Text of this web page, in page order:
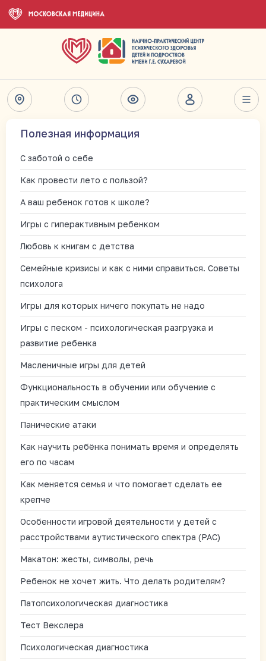
Полезная информация
С заботой о себе
Как провести лето с пользой?
А ваш ребенок готов к школе?
Игры с гиперактивным ребенком
Любовь к книгам с детства
Семейные кризисы и как с ними справиться. Советы
психолога
Игры для которых ничего покупать не надо
Игры с песком - психологическая разгрузка и
развитие ребенка
Масленичные игры для детей
Функциональность в обучении или обучение с
практическим смыслом
Панические атаки
Как научить ребёнка понимать время и определять
его по часам
Как меняется семья и что помогает сделать ее
крепче
Особенности игровой деятельности у детей с
расстройствами аутистического спектра (РАС)
Макатон: жесты, символы, речь
Ребенок не хочет жить. Что делать родителям?
Патопсихологическая диагностика
Тест Векслера
Психологическая диагностика